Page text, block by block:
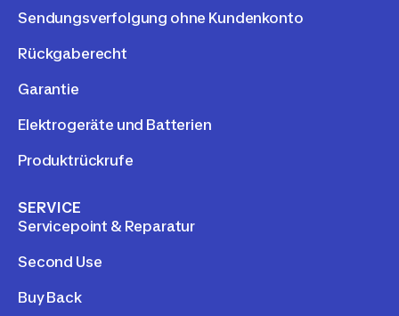
Sendungsverfolgung ohne Kundenkonto
Rückgaberecht
Garantie
Elektrogeräte und Batterien
Produktrückrufe
SERVICE
Servicepoint & Reparatur
Second Use
Buy Back